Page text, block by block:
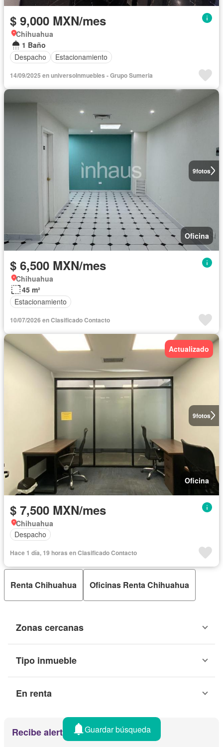
$ 9,000 MXN/mes
Chihuahua
1 Baño
Despacho
Estacionamiento
14/09/2025 en universoInmuebles - Grupo Sumeria
9fotos
Oficina
$ 6,500 MXN/mes
Chihuahua
45 m²
Estacionamiento
10/07/2026 en Clasificado Contacto
9fotos
Actualizado
Oficina
$ 7,500 MXN/mes
Chihuahua
Despacho
Hace 1 día, 19 horas en Clasificado Contacto
Renta Chihuahua Oficinas Renta Chihuahua
Zonas cercanas
Tipo inmueble
En renta
Recibe alertas por emailGuardar búsqueda